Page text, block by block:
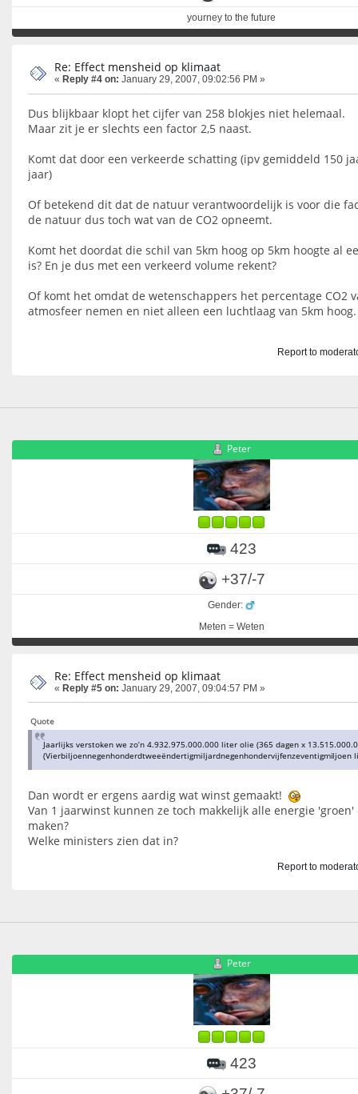
yourney to the future
Re: Effect mensheid op klimaat
« Reply #4 on: January 29, 2007, 09:02:56 PM »
Dus blijkbaar klopt het cijfer van 258 blokjes niet helemaal.
Maar zit je er slechts een factor 2,5 naast.
Komt dat door een verkeerde schatting (ipv gemiddeld 150
jaar)
Of betekend dit dat de natuur verantwoordelijk is voor die
de natuur dus toch wat van de CO2 opneemt.
Komt het doordat die schil van 5km hoog op 5km hoogte al
is? En je dus met een verkeerd volume rekent?
Of komt het omdat de wetenschappers het percentage CO2
atmosfeer nemen en niet alleen een luchtlaag van 5km hoog.
Report to
Peter
423
+37/-7
Gender:
Meten = Weten
Re: Effect mensheid op klimaat
« Reply #5 on: January 29, 2007, 09:04:57 PM »
Quote
Jaarlijks verstoken we zo’n 4.932.975.000.000 liter olie (365 dagen x
(Vierbiljoennegenhonderdtweeëndertigmiljardnegenhondervijfenzeventigmiljoen
Dan wordt er ergens aardig wat winst gemaakt!
Van 1 jaarwinst kunnen ze toch makkelijk alle energie
maken?
Welke ministers zien dat in?
Report to
Peter
423